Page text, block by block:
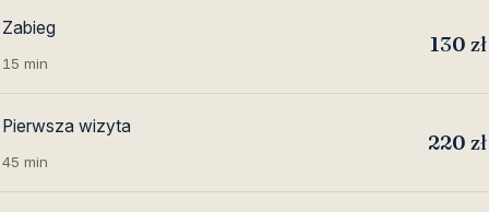
Zabieg
15 min
130 zł
Pierwsza wizyta
45 min
220 zł